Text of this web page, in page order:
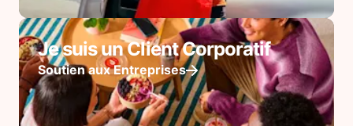
Je suis un Client Corporatif
Soutien aux Entreprises